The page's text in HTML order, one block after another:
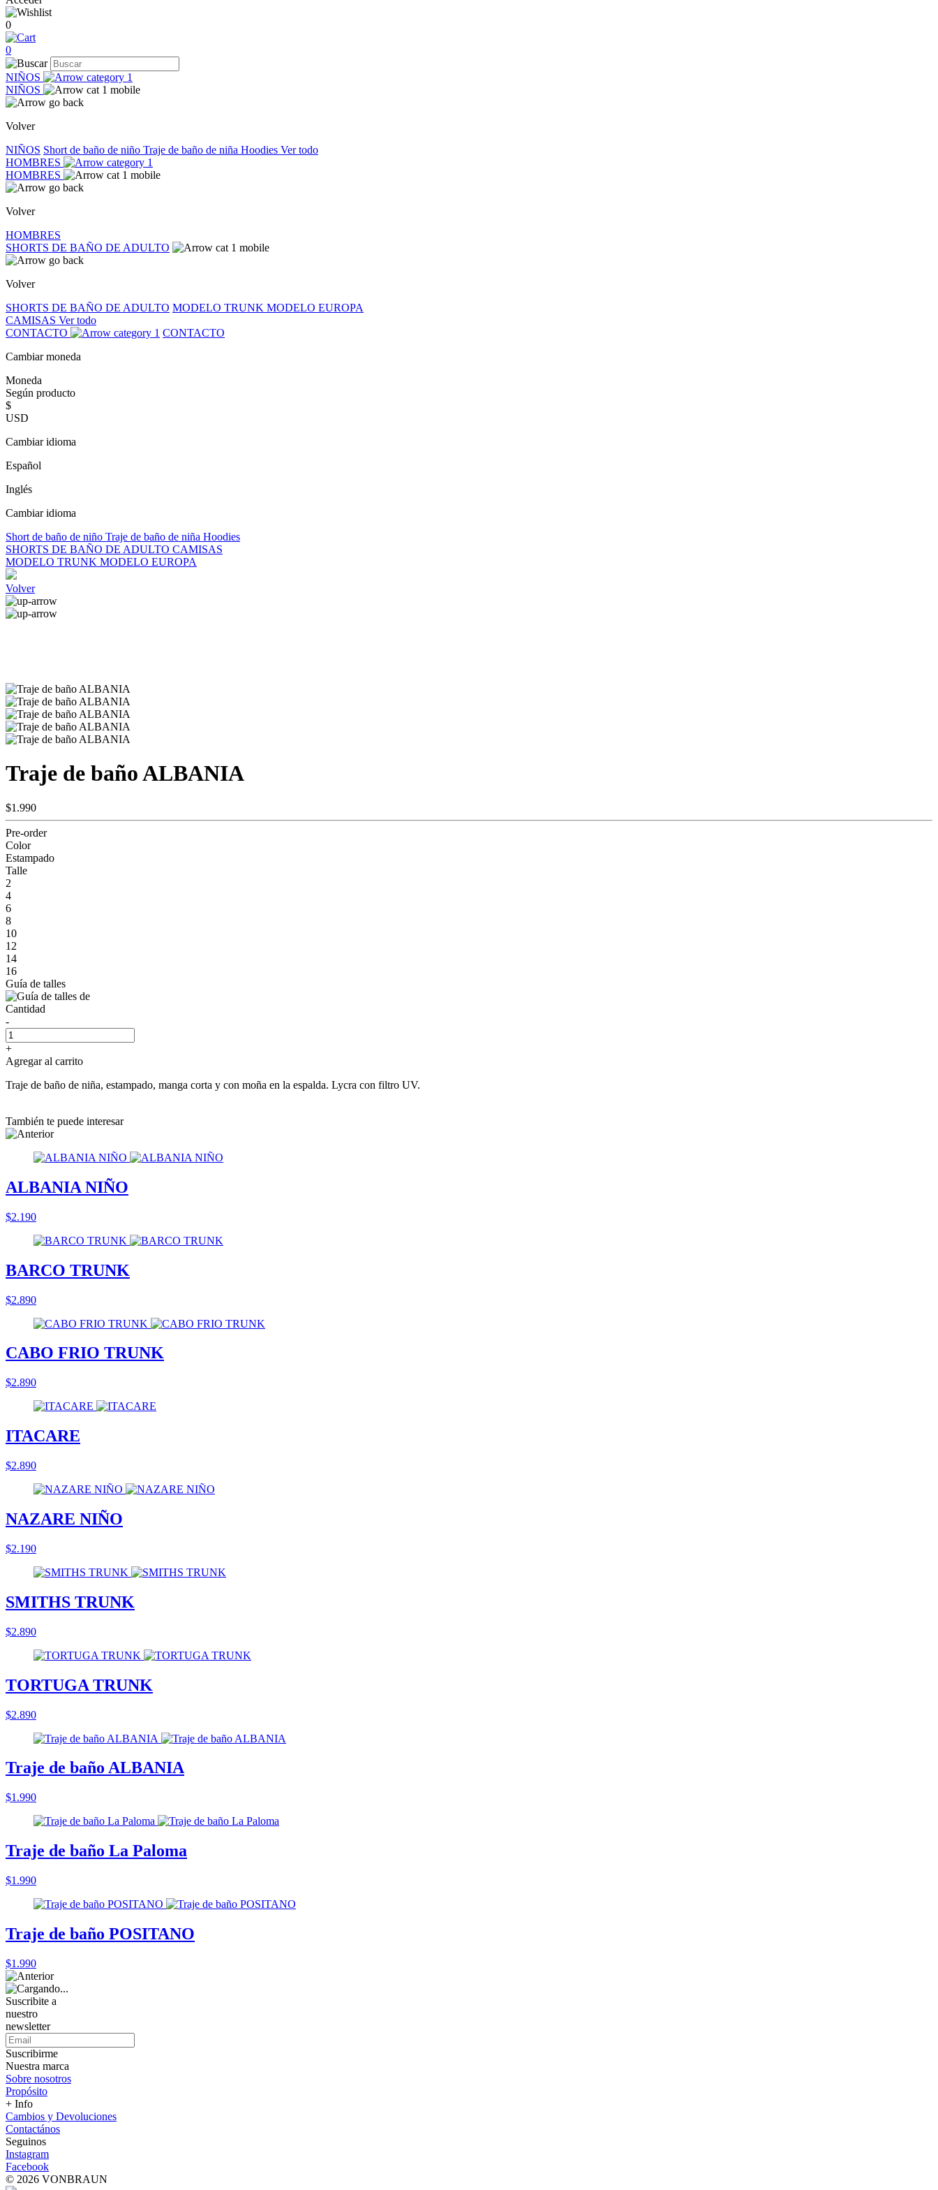
0
0
NIÑOS
NIÑOS
Volver
NIÑOS Short de baño de niño Traje de baño de niña Hoodies Ver todo
HOMBRES
HOMBRES
Volver
HOMBRES
SHORTS DE BAÑO DE ADULTO
Volver
SHORTS DE BAÑO DE ADULTO MODELO TRUNK MODELO EUROPA
CAMISAS Ver todo
CONTACTO
CONTACTO
Cambiar moneda
Moneda
Según producto
$
USD
Cambiar idioma
Español
Inglés
Cambiar idioma
Short de baño de niño Traje de baño de niña Hoodies
SHORTS DE BAÑO DE ADULTO CAMISAS
MODELO TRUNK MODELO EUROPA
Volver
Traje de baño ALBANIA
$1.990
Pre-order
Color
Estampado
Talle
2
4
6
8
10
12
14
16
Guía de talles
Cantidad
-
+
Agregar al carrito
Traje de baño de niña, estampado, manga corta y con moña en la espalda. Lycra con filtro UV.
También te puede interesar
ALBANIA NIÑO
$2.190
BARCO TRUNK
$2.890
CABO FRIO TRUNK
$2.890
ITACARE
$2.890
NAZARE NIÑO
$2.190
SMITHS TRUNK
$2.890
TORTUGA TRUNK
$2.890
Traje de baño ALBANIA
$1.990
Traje de baño La Paloma
$1.990
Traje de baño POSITANO
$1.990
Suscribite a
nuestro
newsletter
Suscribirme
Nuestra marca
Sobre nosotros
Propósito
+ Info
Cambios y Devoluciones
Contactános
Seguinos
Instagram
Facebook
© 2026 VONBRAUN